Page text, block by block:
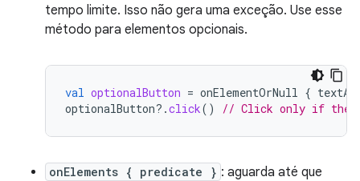
tempo limite. Isso não gera uma exceção. Use esse
método para elementos opcionais.
val optionalButton = onElementOrNull {
optionalButton?.click() // Click only if the
onElements { predicate } : aguarda até que